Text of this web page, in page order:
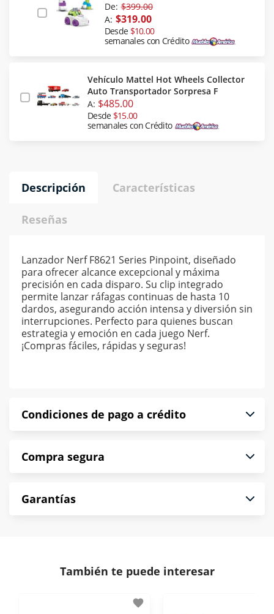
De: $399.00
A: $319.00
Desde $10.00
semanales con Crédito
Vehículo Mattel Hot Wheels Collector
Auto Transportador Sorpresa F
A: $485.00
Desde $15.00
semanales con Crédito
Descripción Características
Reseñas
Lanzador Nerf F8621 Series Pinpoint, diseñado
para ofrecer alcance excepcional y máxima
precisión en cada disparo. Su clip integrado
permite lanzar ráfagas continuas de hasta 10
dardos, asegurando acción intensa y diversión sin
interrupciones. Perfecto para quienes buscan
estrategia y emoción en cada juego Nerf.
¡Compras fáciles, rápidas y seguras!
Condiciones de pago a crédito
puntualmente. Al finalizar tu compra generas el
*Sujeto a aprobación de crédito conforme a
norma de Muebles América.
Compra segura
compra es segura de principio a fin.
- Certificados de seguridad SSL y Encriptación 3D.
disposiciones legales y Códigos de Ética de la
Garantías
También te puede interesar
favorite